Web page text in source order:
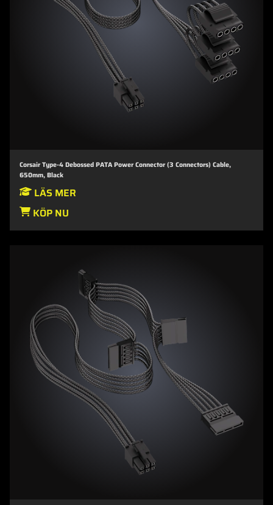
Corsair Type-4 Debossed PATA Power Connector (3 Connectors) Cable,
650mm, Black
LÄS MER
KÖP NU